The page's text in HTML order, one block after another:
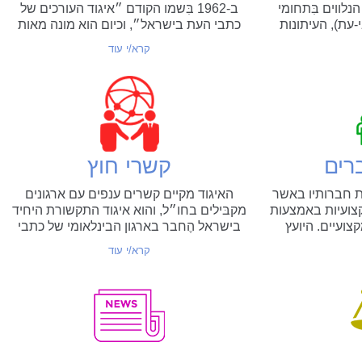
בִּתחומי
עת), העיתונות
ב-1962 בִּשמו הקודם ״איגוד העורכים של
כתבי העת בישראל״, וכיום הוא מונה מאות
קרא/י עוד
חברותיו באשר
באמצעות
היועץ
קשרי חוץ
האיגוד מקיים קשרים ענפים עם ארגונים
מקבּילים בחו״ל, והוא איגוד התקשורת היחיד
בישראל הֶחבר בארגון הבינלאומי של כתבי
קרא/י עוד